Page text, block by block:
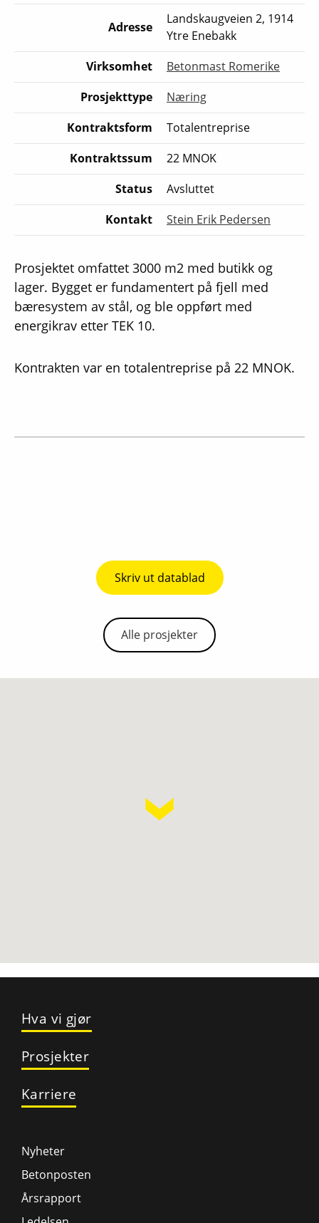
Adresse
Landskaugveien 2, 1914
Ytre Enebakk
Virksomhet
Betonmast Romerike
Prosjekttype
Næring
Kontraktsform
Totalentreprise
Kontraktssum
22 MNOK
Status
Avsluttet
Kontakt
Stein Erik Pedersen
Prosjektet omfattet 3000 m2 med butikk og
lager. Bygget er fundamentert på fjell med
bæresystem av stål, og ble oppført med
energikrav etter TEK 10.
Kontrakten var en totalentreprise på 22 MNOK.
Skriv ut datablad
Alle prosjekter
Hva vi gjør
Prosjekter
Karriere
Nyheter
Betonposten
Årsrapport